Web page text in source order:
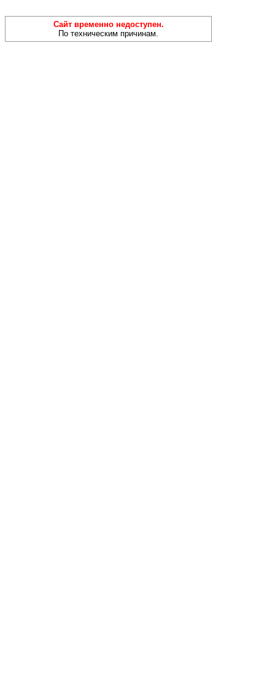
Сайт временно недоступен.
По техническим причинам.